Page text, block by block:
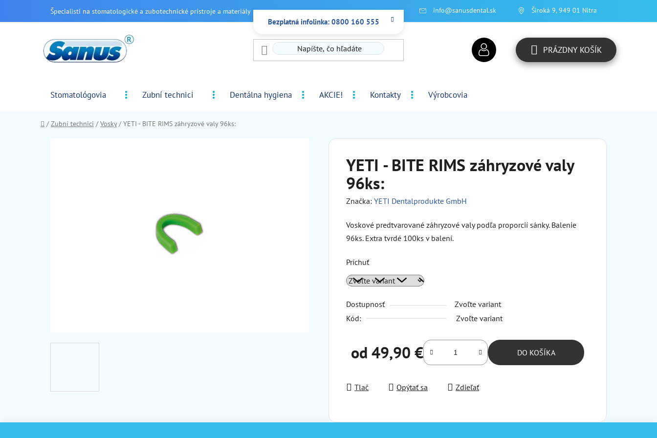
Bezplatná infolinka: 0800 160 555
Špecialisti na stomatologické a zubotechnické prístroje a materiály info@sanusdental.sk Široká 9, 949 01 Nitra
NÁKUPNÝ
PRÁZDNY KOŠÍK
Stomatológovia Zubní technici Dentálna hygiena AKCIE! Kontakty Výrobcovia
Domov
/ Zubní technici / Vosky / YETI - BITE RIMS záhryzové valy 96ks:
YETI - BITE RIMS záhryzové valy
96ks:
Značka: YETI Dentalprodukte GmbH
Voskové predtvarované záhryzové valy podľa proporcií sánky. Balenie
96ks. Extra tvrdé 100ks v balení.
Príchuť
Dostupnosť
Zvoľte variant
Kód:
Zvoľte variant
od 49,90 € DO KOŠÍKA
Tlač Opýtať sa Zdieľať